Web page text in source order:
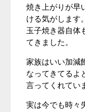
焼き上がりが早
ける気がします。
玉子焼き器自体
てきました。
家族はいい加減
なってきてるよ
言ってくれてい
実は今でも時々